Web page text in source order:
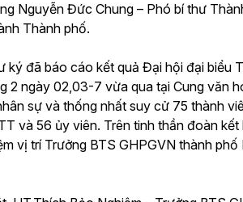
Nguyễn Đức Chung – Phó bí thư
Thành phố.
ký đã báo cáo kết quả Đại hội đại biểu
2 ngày 02,03-7 vừa qua tại Cung văn
sự và thống nhất suy cử 75 thành
và 56 ủy viên. Trên tinh thần đoàn
vị trí Trưởng BTS GHPGVN thành